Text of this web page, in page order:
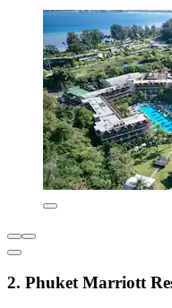
2. Phuket Marriott